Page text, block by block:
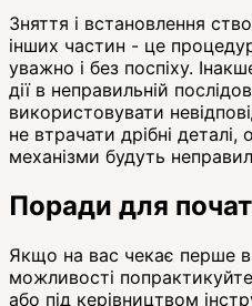
Зняття і встановлення
інших частин - це
уважно і без поспіху.
дії в неправильній
використовувати
не втрачати дрібні деталі,
механізми будуть
Поради для
Якщо на вас чекає перше
можливості
або під керівництвом